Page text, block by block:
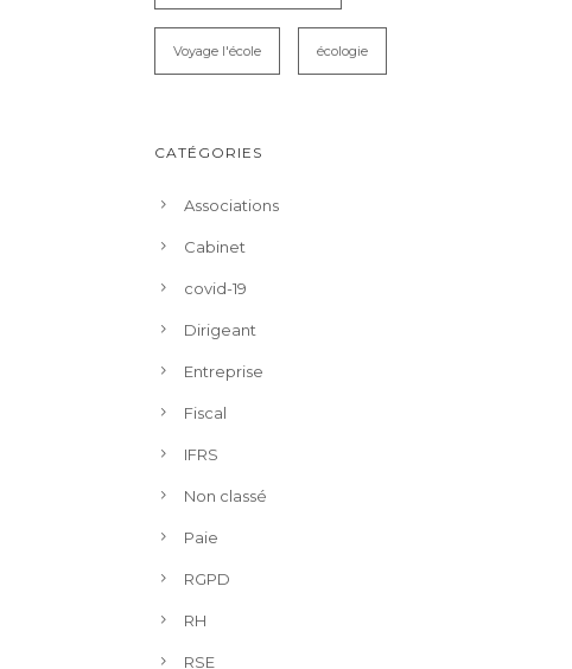
Voyage l'école écologie
CATÉGORIES
Associations
Cabinet
covid-19
Dirigeant
Entreprise
Fiscal
IFRS
Non classé
Paie
RGPD
RH
RSE